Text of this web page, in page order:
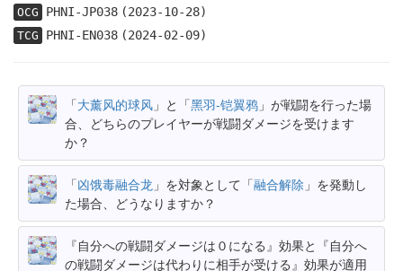
OCG PHNI-JP038(2023-10-28)
TCG PHNI-EN038(2024-02-09)
「大薰风的球风 」と「黑羽-铠翼鸦 」が戦闘を行った場
合、どちらのプレイヤーが戦闘ダメージを受けます
か？
「凶饿毒融合龙 」を対象として「融合解除 」を発動し
た場合、どうなりますか？
『自分への戦闘ダメージは０になる』効果と『自分へ
の戦闘ダメージは代わりに相手が受ける』効果が適用